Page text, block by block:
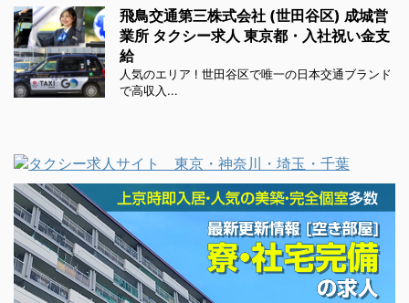
飛鳥交通第三株式会社 (世田谷区) 成城営
業所 タクシー求人 東京都・入社祝い金支
給
人気のエリア ! 世田谷区で唯一の日本交通ブランド
で高収入...